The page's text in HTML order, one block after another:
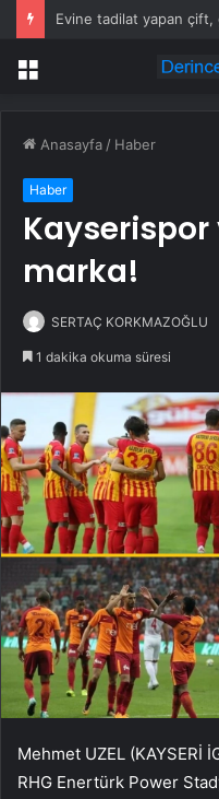
Menü
Anasayfa / Haber
Haber
marka!
SERTAÇ KORKMAZOĞLU
1 dakika okuma süresi
Mehmet UZEL (KAYSERİ
RHG Enertürk Power